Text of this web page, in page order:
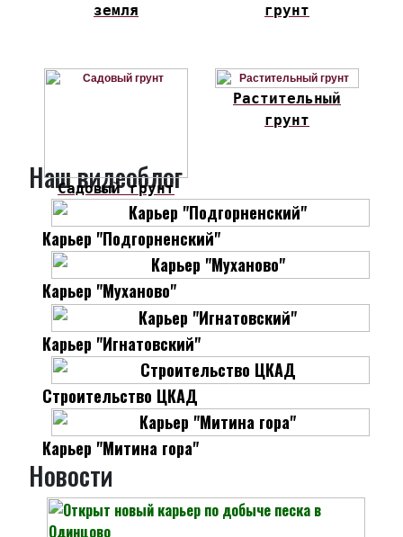
земля
грунт
Садовый грунт
Растительный
грунт
Наш видеоблог
Карьер "Подгорненский"
Карьер "Муханово"
Карьер "Игнатовский"
Строительство ЦКАД
Карьер "Митина гора"
Новости